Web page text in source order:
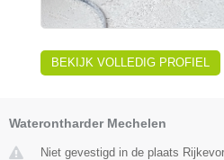
BEKIJK VOLLEDIG PROFIEL
Waterontharder Mechelen
Niet gevestigd in de plaats